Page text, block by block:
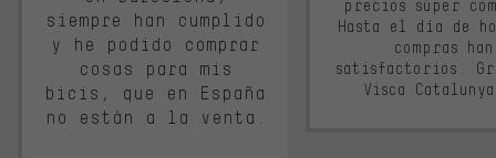
siempre han cumplido
y he podido comprar
cosas para mis
bicis, que en España
no están a la venta.
precios súper
Hasta el día de
compras
satisfactorios.
Visca